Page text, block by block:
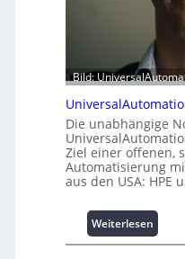
u
b
a
u
h
e
m
m
n
i
s
e
0
u
n
d
4
0
A
Bild:
Die unabhängige
Ziel einer offenen,
Automatisierung
aus den USA: HPE
Weiterlesen:
U